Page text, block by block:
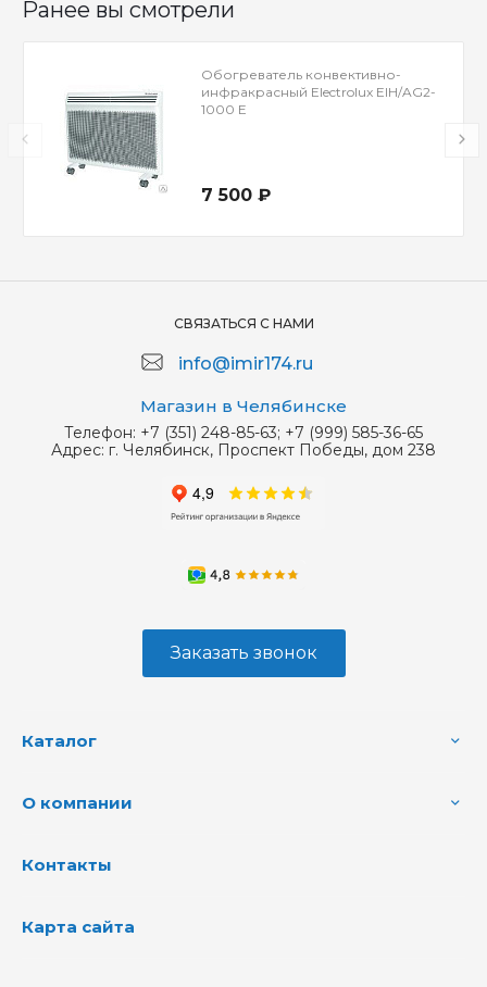
Ранее вы смотрели
Обогреватель конвективно-
инфракрасный Electrolux EIH/AG2-
1000 E
7 500 ₽
СВЯЗАТЬСЯ С НАМИ
info@imir174.ru
Магазин в Челябинске
Телефон: +7 (351) 248-85-63; +7 (999) 585-36-65
Адрес: г. Челябинск, Проспект Победы, дом 238
Заказать звонок
Каталог
О компании
Контакты
Карта сайта